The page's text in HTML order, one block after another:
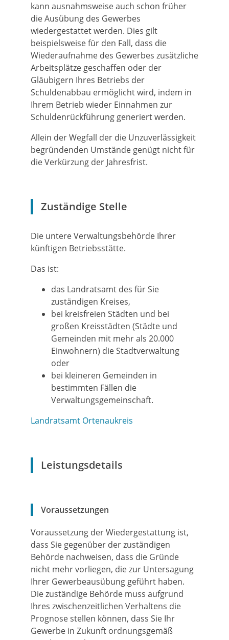
kann ausnahmsweise auch schon früher
die Ausübung des Gewerbes
wiedergestattet werden. Dies gilt
beispielsweise für den Fall, dass die
Wiederaufnahme des Gewerbes zusätzliche
Arbeitsplätze geschaffen oder der
Gläubigern Ihres Betriebs der
Schuldenabbau ermöglicht wird, indem in
Ihrem Betrieb wieder Einnahmen zur
Schuldenrückführung generiert werden.
Allein der Wegfall der die Unzuverlässigkeit
begründenden Umstände genügt nicht für
die Verkürzung der Jahresfrist.
Zuständige Stelle
Die untere Verwaltungsbehörde Ihrer
künftigen Betriebsstätte.
Das ist:
das Landratsamt des für Sie
zuständigen Kreises,
bei kreisfreien Städten und bei
großen Kreisstädten (Städte und
Gemeinden mit mehr als 20.000
Einwohnern) die Stadtverwaltung
oder
bei kleineren Gemeinden in
bestimmten Fällen die
Verwaltungsgemeinschaft.
Landratsamt Ortenaukreis
Leistungsdetails
Voraussetzungen
Voraussetzung der Wiedergestattung ist,
dass Sie gegenüber der zuständigen
Behörde nachweisen, dass die Gründe
nicht mehr vorliegen, die zur Untersagung
Ihrer Gewerbeausübung geführt haben.
Die zuständige Behörde muss aufgrund
Ihres zwischenzeitlichen Verhaltens die
Prognose stellen können, dass Sie Ihr
Gewerbe in Zukunft ordnungsgemäß